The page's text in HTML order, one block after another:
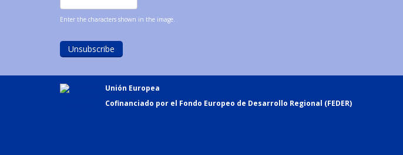
Enter the characters shown in the image.
Unión Europea
Cofinanciado por el Fondo Europeo de Desarrollo Regional (FEDER)